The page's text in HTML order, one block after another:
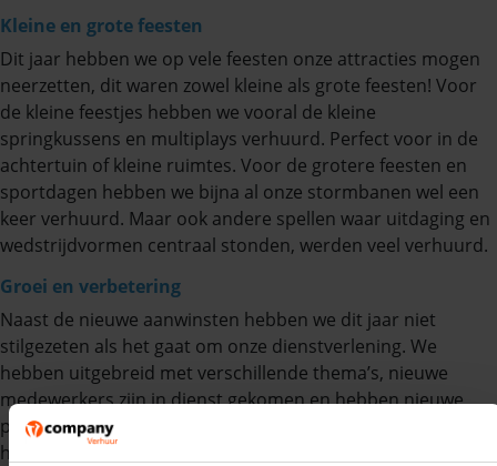
Kleine en grote feesten
Dit jaar hebben we op vele feesten onze attracties mogen
neerzetten, dit waren zowel kleine als grote feesten! Voor
de kleine feestjes hebben we vooral de kleine
springkussens en multiplays verhuurd. Perfect voor in de
achtertuin of kleine ruimtes. Voor de grotere feesten en
sportdagen hebben we bijna al onze stormbanen wel een
keer verhuurd. Maar ook andere spellen waar uitdaging en
wedstrijdvormen centraal stonden, werden veel verhuurd.
Groei en verbetering
Naast de nieuwe aanwinsten hebben we dit jaar niet
stilgezeten als het gaat om onze dienstverlening. We
hebben uitgebreid met verschillende thema’s, nieuwe
medewerkers zijn in dienst gekomen en hebben nieuwe
protocollen opgesteld. Zo kunnen we de klanten beter
helpen en ervoor zorgen dat iedereen een zorgeloze dag